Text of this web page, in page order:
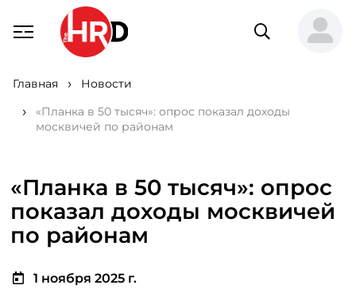
Главная
Новости
«Планка в 50 тысяч»: опрос показал доходы
москвичей по районам
«Планка в 50 тысяч»: опрос
показал доходы москвичей
по районам
1 ноября 2025 г.